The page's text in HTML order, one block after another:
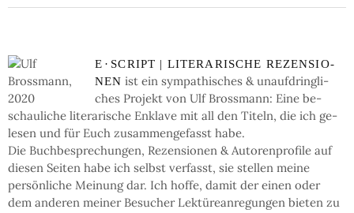
E · SCRIPT | LI­TE­RA­RI­SCHE RE­ZEN­SIO­
NEN ist ein sym­pa­thi­sches & un­auf­dring­li­
ches Pro­jekt von Ulf Bross­mann: Eine be­
schau­li­che li­te­ra­ri­sche En­kla­ve mit all den Ti­teln, die ich ge­
le­sen und für Euch zu­sam­men­ge­fasst habe.
Die Buch­be­spre­chun­gen, Re­zen­sio­nen & Auto­ren­pro­fi­le auf
die­sen Sei­ten ha­be ich selbst ver­fasst, sie stel­len mei­ne
persön­li­che Mei­nung dar. Ich hof­fe, da­mit der einen oder
dem an­de­ren mei­ner Be­su­cher Lek­türe­an­re­gun­gen bie­ten zu